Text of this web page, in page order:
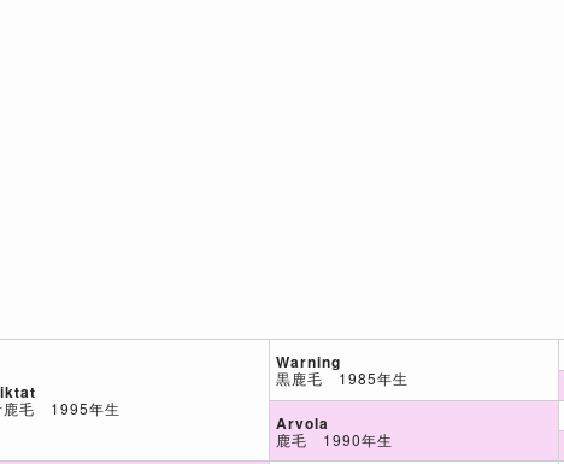
鹿毛 1995年生
Warning
黒鹿毛 1985年生
Arvola
鹿毛 1990年生